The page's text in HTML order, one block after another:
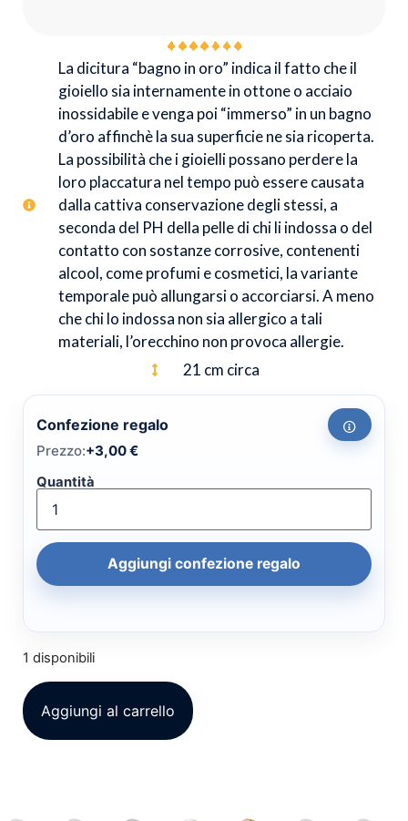
La dicitura “bagno in oro” indica il fatto che il
gioiello sia internamente in ottone o acciaio
inossidabile e venga poi “immerso” in un bagno
d’oro affinchè la sua superficie ne sia ricoperta.
La possibilità che i gioielli possano perdere la
loro placcatura nel tempo può essere causata
dalla cattiva conservazione degli stessi, a
seconda del PH della pelle di chi li indossa o del
contatto con sostanze corrosive, contenenti
alcool, come profumi e cosmetici, la variante
temporale può allungarsi o accorciarsi. A meno
che chi lo indossa non sia allergico a tali
materiali, l’orecchino non provoca allergie.
21 cm circa
Confezione regalo
Prezzo:+3,00€
Quantità
Aggiungi confezione regalo
1 disponibili
Aggiungi al carrello